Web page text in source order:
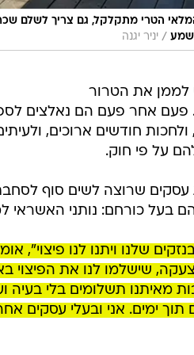
הטרי מתקלקל, גם צריך לשלם
/ יניר יגנה
לממן את הטרור
אחר פעם הם נאלצים
חודשים ארוכים,
על פי חוק.